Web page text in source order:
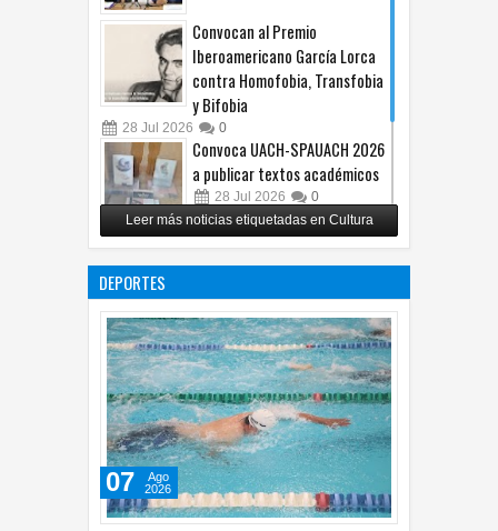
Convocan al Premio
Iberoamericano García Lorca
contra Homofobia, Transfobia
y Bifobia
28 Jul 2026 0
Convoca UACH-SPAUACH 2026
a publicar textos académicos
28 Jul 2026 0
Copian proyecto pictórico del
exalcalde Juan Blanco
Leer más noticias etiquetadas en Cultura
DEPORTES
07
Ago
2026